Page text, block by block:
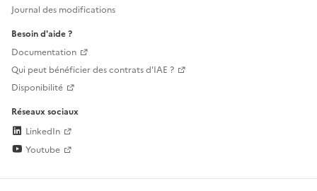
Journal des modifications
Besoin d'aide ?
Documentation
Qui peut bénéficier des contrats d'IAE ?
Disponibilité
Réseaux sociaux
LinkedIn
Youtube